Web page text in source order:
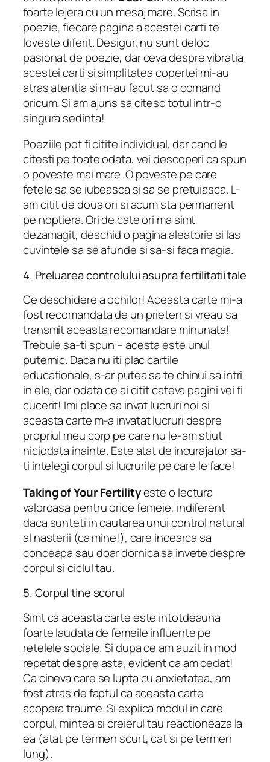
foarte lejera cu un mesaj mare. Scrisa in
poezie, fiecare pagina a acestei carti te
loveste diferit. Desigur, nu sunt deloc
pasionat de poezie, dar ceva despre vibratia
acestei carti si simplitatea copertei mi-au
atras atentia si m-au facut sa o comand
oricum. Si am ajuns sa citesc totul intr-o
singura sedinta!
Poeziile pot fi citite individual, dar cand le
citesti pe toate odata, vei descoperi ca spun
o poveste mai mare. O poveste pe care
fetele sa se iubeasca si sa se pretuiasca. L-
am citit de doua ori si acum sta permanent
pe noptiera. Ori de cate ori ma simt
dezamagit, deschid o pagina aleatorie si las
cuvintele sa se afunde si sa-si faca magia.
4. Preluarea controlului asupra fertilitatii tale
Ce deschidere a ochilor! Aceasta carte mi-a
fost recomandata de un prieten si vreau sa
transmit aceasta recomandare minunata!
Trebuie sa-ti spun – acesta este unul
puternic. Daca nu iti plac cartile
educationale, s-ar putea sa te chinui sa intri
in ele, dar odata ce ai citit cateva pagini vei fi
cucerit! Imi place sa invat lucruri noi si
aceasta carte m-a invatat lucruri despre
propriul meu corp pe care nu le-am stiut
niciodata inainte. Este atat de incurajator sa-
ti intelegi corpul si lucrurile pe care le face!
Taking of Your Fertilityeste o lectura
valoroasa pentru orice femeie, indiferent
daca sunteti in cautarea unui control natural
al nasterii (ca mine!), care incearca sa
conceapa sau doar dornica sa invete despre
corpul si ciclul tau.
5. Corpul tine scorul
Simt ca aceasta carte este intotdeauna
foarte laudata de femeile influente pe
retelele sociale. Si dupa ce am auzit in mod
repetat despre asta, evident ca am cedat!
Ca cineva care se lupta cu anxietatea, am
fost atras de faptul ca aceasta carte
acopera traume. Si explica modul in care
corpul, mintea si creierul tau reactioneaza la
ea (atat pe termen scurt, cat si pe termen
lung).